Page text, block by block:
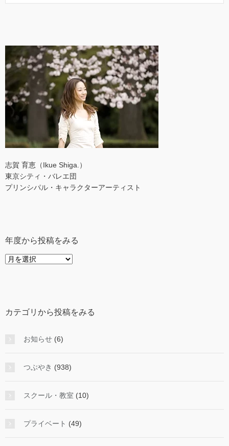
志賀 育恵（Ikue Shiga.）
東京シティ・バレエ団
プリンシパル・キャラクターアーティスト
年度から投稿をみる
年
稿
み
カテゴリから投稿をみる
お知らせ (6)
つぶやき (938)
スクール・教室 (10)
プライベート (49)